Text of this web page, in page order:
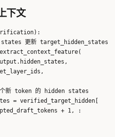
下文
states 更新 target_hidden_states
新 token 的 hidden states
= verified_target_hidden[
+ 1, :